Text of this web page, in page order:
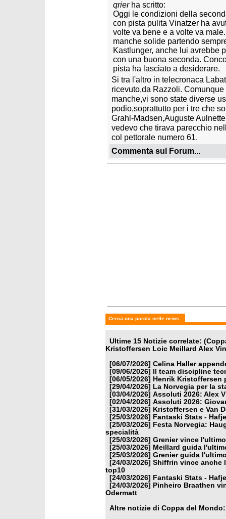
qrierha scritto:
Oggi le condizioni della
con pista pulita Vinatzer ha
volte va bene e a volte va
manche solide partendo
Kastlunger, anche lui avrebbe
con una buona seconda.
pista ha lasciato a desiderare.
Si tra l'altro in telecronaca
ricevuto,da Razzoli.
manche,vi sono state diverse
podio,soprattutto per i tre che
Grahl-Madsen,Auguste
vedevo che tirava parecchio
col pettorale numero 61.
Commenta sul Forum...
Cerca una parola nelle news:
Ultime 15 Notizie correlate:
Kristoffersen Loic Meillard Alex
[06/07/2026] Celina Haller
[09/06/2026]
Il team discipline
[06/05/2026]
Henrik Kristoffersen
[29/04/2026]
La Norvegia per la
[03/04/2026] Assoluti 2026: Alex
[02/04/2026] Assoluti 2026:
[31/03/2026]
Kristoffersen e Van
[25/03/2026]
Fantaski Stats -
[25/03/2026]
Festa Norvegia:
specialità
[25/03/2026] Grenier vince
[25/03/2026] Meillard guida
[25/03/2026] Grenier guida
[24/03/2026] Shiffrin vince anche
top10
[24/03/2026]
Fantaski Stats -
[24/03/2026]
Pinheiro Braathen
Odermatt
Altre notizie di Coppa del Mondo: